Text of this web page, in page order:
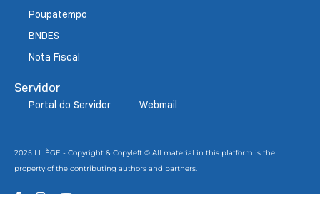
Poupatempo
BNDES
Nota Fiscal
Servidor
Portal do Servidor Webmail
2025 LLIÈGE - Copyright & Copyleft © All material in this platform is the
property of the contributing authors and partners.